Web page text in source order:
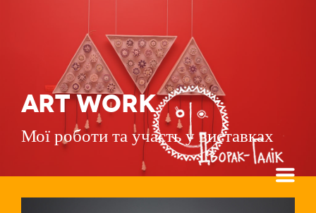
ART WORK
Мої роботи та участь у виставках